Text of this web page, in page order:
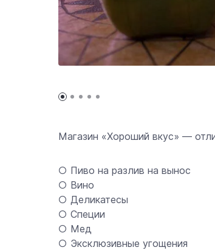
Магазин «Хороший вкус» —
○ Пиво на разлив на вынос
○ Вино
○ Деликатесы
○ Специи
○ Мед
○ Эксклюзивные угощения